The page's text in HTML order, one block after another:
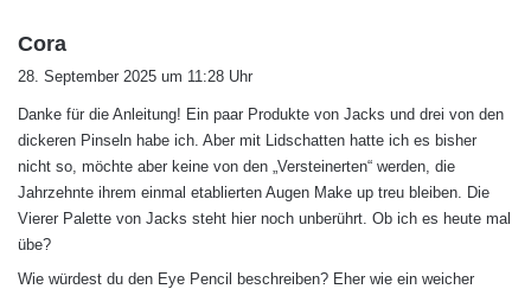
Cora
t
:
28. September 2025 um 11:28 Uhr
Danke für die Anleitung! Ein paar Produkte von Jacks und drei von den
dickeren Pinseln habe ich. Aber mit Lidschatten hatte ich es bisher
nicht so, möchte aber keine von den „Versteinerten“ werden, die
Jahrzehnte ihrem einmal etablierten Augen Make up treu bleiben. Die
Vierer Palette von Jacks steht hier noch unberührt. Ob ich es heute mal
übe?
Wie würdest du den Eye Pencil beschreiben? Eher wie ein weicher